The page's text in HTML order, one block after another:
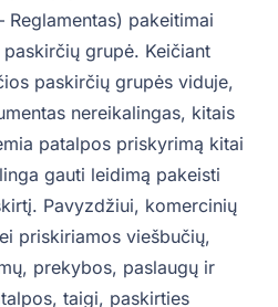
Reglamentas) pakeitimai
grupė. Keičiant
paskirčių grupės viduje,
nereikalingas, kitais
patalpos priskyrimą kitai
gauti leidimą pakeisti
Pavyzdžiui, komercinių
priskiriamos viešbučių,
prekybos, paslaugų ir
taigi, paskirties